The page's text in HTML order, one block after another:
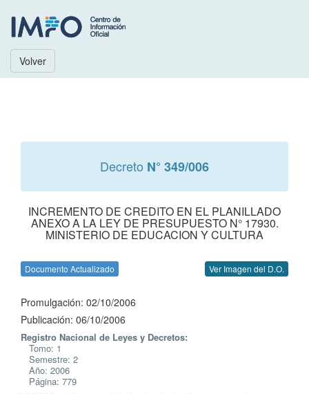
Volver
Decreto N° 349/006
INCREMENTO DE CREDITO EN EL PLANILLADO
ANEXO A LA LEY DE PRESUPUESTO N° 17930.
MINISTERIO DE EDUCACION Y CULTURA
Documento Actualizado Ver Imagen del D.O.
Promulgación: 02/10/2006
Publicación: 06/10/2006
Registro Nacional de Leyes y Decretos:
Tomo: 1
Semestre: 2
Año: 2006
Página: 779